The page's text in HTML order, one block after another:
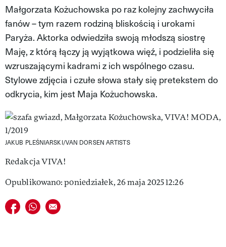
VIVA!MAN
VIVA!PEOPLE POWER
VIVA!ITAKA
MAGAZYN VIVA!
Małgorzata Kożuchowska po raz kolejny zachwyciła
fanów – tym razem rodziną bliskością i urokami
Paryża. Aktorka odwiedziła swoją młodszą siostrę
Maję, z którą łączy ją wyjątkowa więź, i podzieliła się
wzruszającymi kadrami z ich wspólnego czasu.
Stylowe zdjęcia i czułe słowa stały się pretekstem do
odkrycia, kim jest Maja Kożuchowska.
JAKUB PLEŚNIARSKI/VAN DORSEN ARTISTS
Redakcja VIVA!
Opublikowano: poniedziałek, 26 maja 2025 12:26
Udostępnij na facebook
Udostępnij na whatsapp
E-mail do przyjaciela